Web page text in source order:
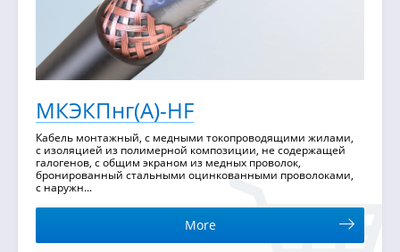
МКЭКПнг(А)-HF
Кабель монтажный, с медными токопроводящими жилами,
с изоляцией из полимерной композиции, не содержащей
галогенов, с общим экраном из медных проволок,
бронированный стальными оцинкованными проволоками,
с наружн...
More